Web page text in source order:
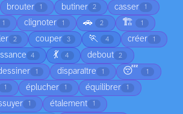
brouter 1 butiner 2 casser 1
1 clignoter 1 🚗 2 🏗️ 1
2 couper 3 🏃 4 créer 1
4 💃 4 debout 2
1 disparaître 1 😴 1
1 éplucher 1 équilibrer 1
1 étalement 1